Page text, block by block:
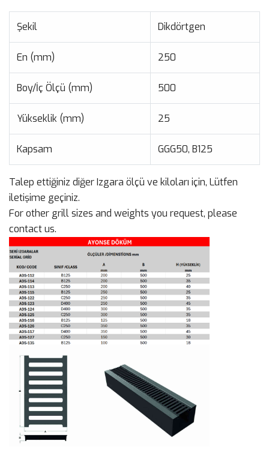
Şekil Dikdörtgen
En (mm) 250
Boy/İç Ölçü (mm) 500
Yükseklik (mm) 25
Kapsam GGG50, B125
Talep ettiğiniz diğer Izgara ölçü ve kiloları için, Lütfen
iletişime geçiniz.
For other grill sizes and weights you request, please
contact us.